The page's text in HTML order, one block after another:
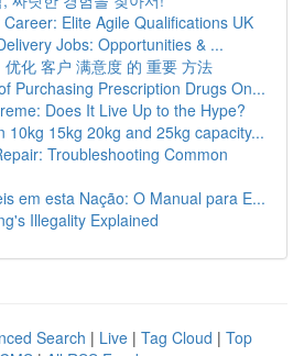
Elite Agile Qualifications UK
Jobs: Opportunities & ...
化 客户 满意度 的 重要 方法
Purchasing Prescription Drugs On...
Does It Live Up to the Hype?
10kg 15kg 20kg and 25kg capacity...
Troubleshooting Common
em esta Nação: O Manual para E...
Illegality Explained
Search | Live | Tag Cloud | Top